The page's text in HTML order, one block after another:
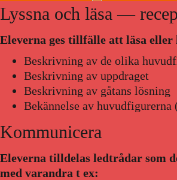
Lyssna och läsa —
Eleverna ges tillfälle att läsa eller
Beskrivning av de olika
Beskrivning av uppdraget
Beskrivning av gåtans lösning
Bekännelse av huvudfigurerna
Kommunicera
Eleverna tilldelas ledtrådar som
med varandra t ex: